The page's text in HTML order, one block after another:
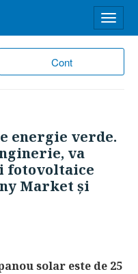
Cont
meniu
energie verde.
va
fotovoltaice
Market şi
solar este de 25